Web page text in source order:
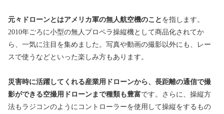
元々ドローンとはアメリカ軍の無人航空機のこと を指します。
2010年ごろに小型の無人プロペラ操縦機として商品化されてか
ら、一気に注目を集めました。写真や動画の撮影以外にも、レー
スで使うなどといった楽しみ方もあります。
災害時に活躍してくれる産業用ドローンから、長距離の通信で撮
影ができる空撮用ドローンまで種類も豊富です。さらに、操縦方
法もラジコンのようにコントローラーを使用して操縦をするもの